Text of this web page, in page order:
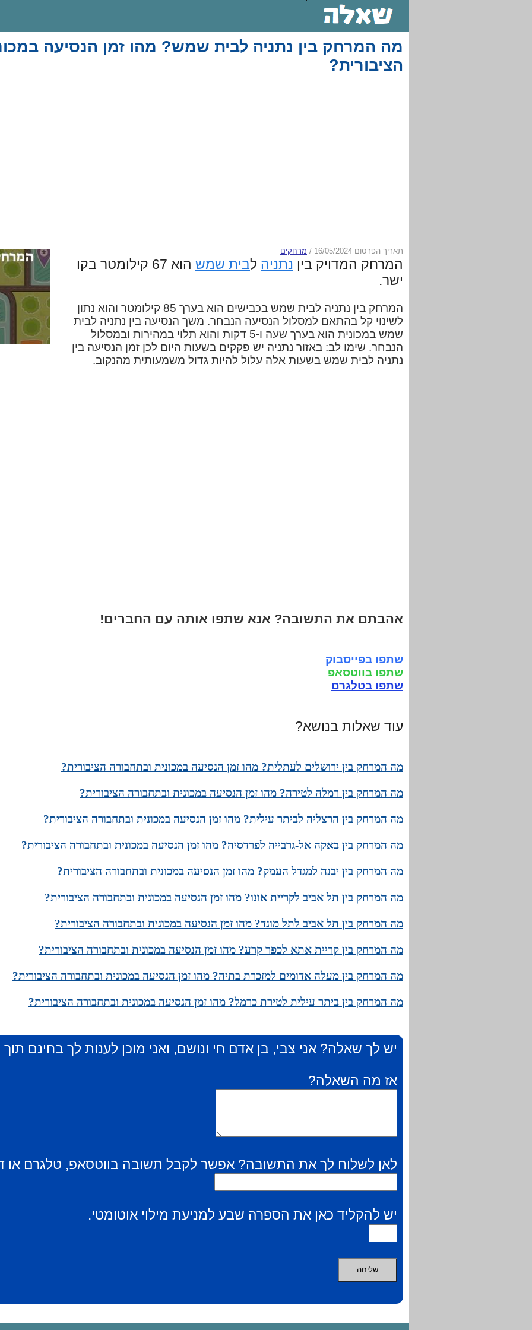
מה המרחק בין נתניה לבית שמש? מהו זמן הנסיעה
הציבורית?
תאריך הפרסום 16/05/2024 / מרחקים
המרחק המדויק בין נתניה לבית שמש
הוא 67 קילומטר בקו
ישר.
המרחק בין נתניה לבית שמש בכבישים הוא בערך 85 קילומטר והוא נתון
לשינוי קל בהתאם למסלול הנסיעה הנבחר. משך הנסיעה בין נתניה לבית
שמש במכונית הוא בערך שעה ו-5 דקות והוא תלוי במהירות ובמסלול
הנבחר. שימו לב: באזור נתניה יש פקקים בשעות היום לכן זמן הנסיעה בין
נתניה לבית שמש בשעות אלה עלול להיות גדול משמעותית מהנקוב.
אהבתם את התשובה? אנא שתפו אותה עם החברים!
שתפו בפייסבוק
שתפו בווטסאפ
שתפו בטלגרם
עוד שאלות בנושא?
מה המרחק בין ירושלים לעתלית? מהו זמן הנסיעה במכונית ובתחבורה הציבורית?
מה המרחק בין רמלה לטירה? מהו זמן הנסיעה במכונית ובתחבורה הציבורית?
מה המרחק בין הרצליה לביתר עילית? מהו זמן הנסיעה במכונית ובתחבורה הציבורית?
מה המרחק בין באקה אל-גרבייה לפרדסיה? מהו זמן הנסיעה במכונית ובתחבורה הציבורית?
מה המרחק בין יבנה למגדל העמק? מהו זמן הנסיעה במכונית ובתחבורה הציבורית?
מה המרחק בין תל אביב לקריית אונו? מהו זמן הנסיעה במכונית ובתחבורה הציבורית?
מה המרחק בין תל אביב לתל מונד? מהו זמן הנסיעה במכונית ובתחבורה הציבורית?
מה המרחק בין קריית אתא לכפר קרע? מהו זמן הנסיעה במכונית ובתחבורה הציבורית?
מה המרחק בין מעלה אדומים למזכרת בתיה? מהו זמן הנסיעה במכונית ובתחבורה הציבורית?
מה המרחק בין ביתר עילית לטירת כרמל? מהו זמן הנסיעה במכונית ובתחבורה הציבורית?
יש לך שאלה? אני צבי, בן אדם חי ונושם, ואני מוכן לענות לך בחינם
אז מה השאלה?
לאן לשלוח לך את התשובה? אפשר לקבל תשובה בווטסאפ, טלגרם או
יש להקליד כאן את הספרה שבע למניעת מילוי אוטומטי.